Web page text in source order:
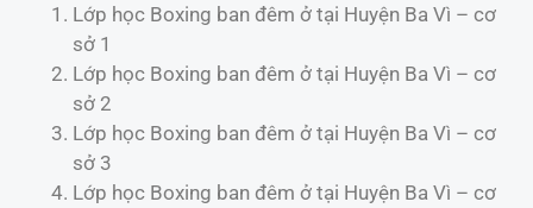
Lớp học Boxing ban đêm ở tại Huyện Ba Vì – cơ
sở 1
Lớp học Boxing ban đêm ở tại Huyện Ba Vì – cơ
sở 2
Lớp học Boxing ban đêm ở tại Huyện Ba Vì – cơ
sở 3
Lớp học Boxing ban đêm ở tại Huyện Ba Vì – cơ